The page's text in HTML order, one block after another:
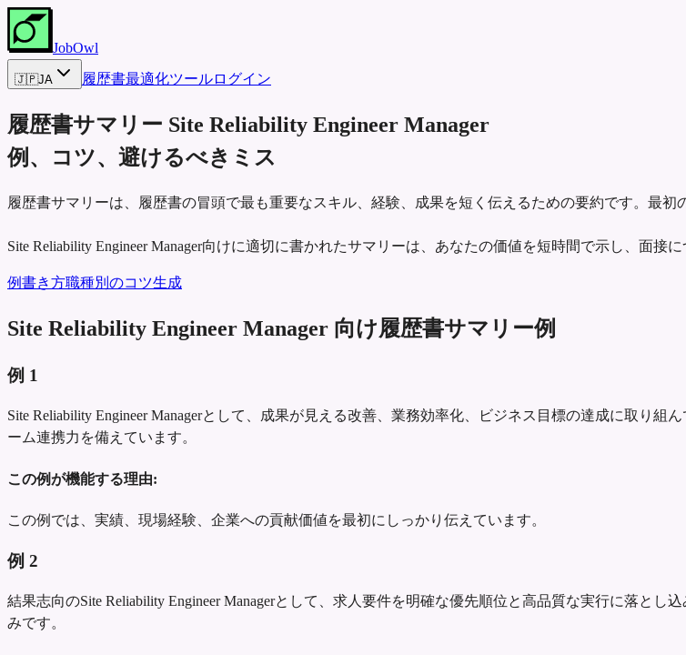
JobOwl
🇯🇵JA 履歴書最適化ツールログイン
履歴書サマリー Site Reliability Engineer Manager
例、コツ、避けるべきミス
履歴書サマリーは、履歴書の冒頭で最も重要なスキル、経験、成果を短く伝えるための要約です。最初
Site Reliability Engineer Manager向けに適切に書かれたサマリーは、あなたの価値を短時間で示し、面接
例書き方職種別のコツ生成
Site Reliability Engineer Manager 向け履歴書サマリー例
例 1
Site Reliability Engineer Managerとして、成果が見える改善、業務効率化、ビジネス目標の達成に取り
ーム連携力を備えています。
この例が機能する理由:
この例では、実績、現場経験、企業への貢献価値を最初にしっかり伝えています。
例 2
結果志向のSite Reliability Engineer Managerとして、求人要件を明確な優先順位と高品質な実行に落と
みです。